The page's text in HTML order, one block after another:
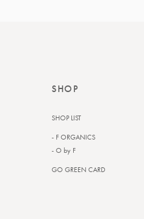
SHOP
SHOP LIST
- F ORGANICS
- O by F
GO GREEN CARD